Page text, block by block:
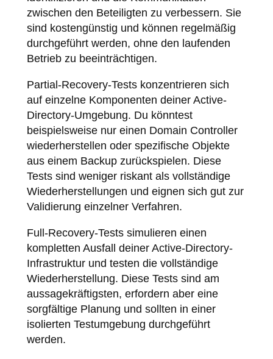
zwischen den Beteiligten zu verbessern. Sie
sind kostengünstig und können regelmäßig
durchgeführt werden, ohne den laufenden
Betrieb zu beeinträchtigen.
Partial-Recovery-Tests konzentrieren sich
auf einzelne Komponenten deiner Active-
Directory-Umgebung. Du könntest
beispielsweise nur einen Domain Controller
wiederherstellen oder spezifische Objekte
aus einem Backup zurückspielen. Diese
Tests sind weniger riskant als vollständige
Wiederherstellungen und eignen sich gut zur
Validierung einzelner Verfahren.
Full-Recovery-Tests simulieren einen
kompletten Ausfall deiner Active-Directory-
Infrastruktur und testen die vollständige
Wiederherstellung. Diese Tests sind am
aussagekräftigsten, erfordern aber eine
sorgfältige Planung und sollten in einer
isolierten Testumgebung durchgeführt
werden.